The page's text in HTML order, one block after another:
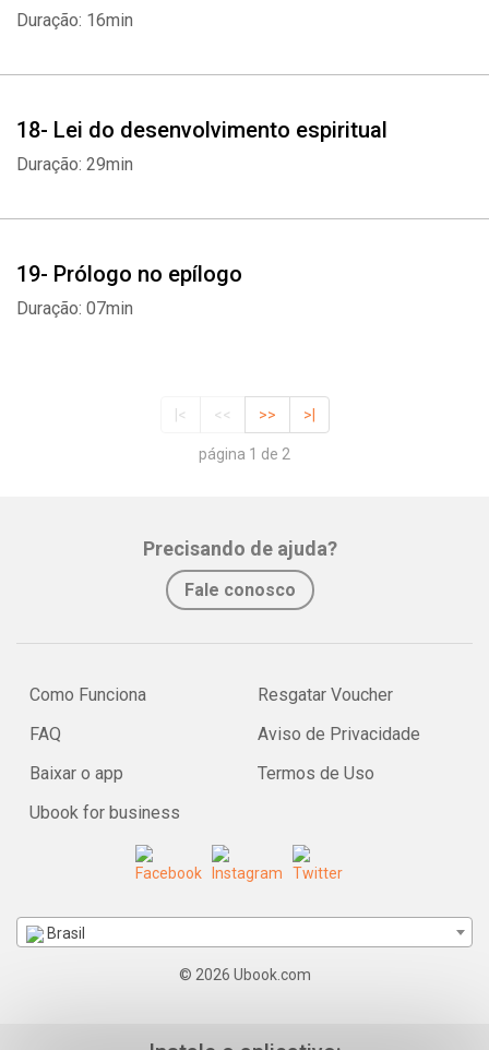
Duração: 16min
18- Lei do desenvolvimento espiritual
Duração: 29min
19- Prólogo no epílogo
Duração: 07min
|< << >> >|
página 1 de 2
Precisando de ajuda?
Fale conosco
Como Funciona
FAQ
Baixar o app
Ubook for business
Resgatar Voucher
Aviso de Privacidade
Termos de Uso
Brasil
© 2026 Ubook.com